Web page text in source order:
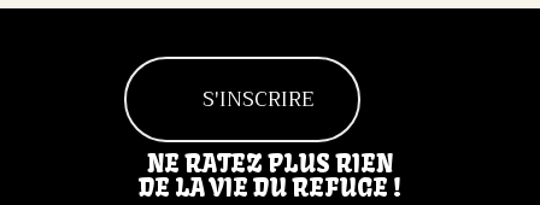
S'INSCRIRE
NE RATEZ PLUS RIEN
DE LA VIE DU REFUGE !